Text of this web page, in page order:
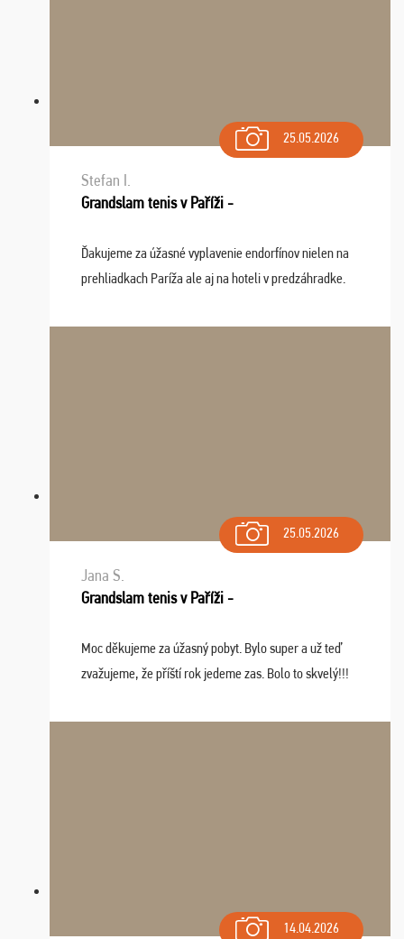
25.05.2026
Stefan I.
Grandslam tenis v Paříži -
Ďakujeme za úžasné vyplavenie endorfínov nielen na
prehliadkach Paríža ale aj na hoteli v predzáhradke.
spomínať a zväžujeme repete budúci rok : ...
25.05.2026
Jana S.
Grandslam tenis v Paříži -
Moc děkujeme za úžasný pobyt. Bylo super a už teď
zvažujeme, že příští rok jedeme zas. Bolo to skvelý!!!
14.04.2026